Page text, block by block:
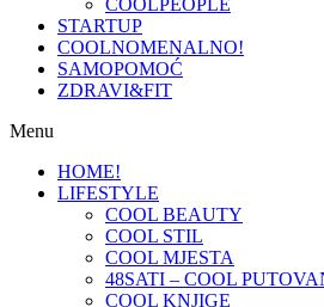
COOLPEOPLE
STARTUP
COOLNOMENALNO!
SAMOPOMOĆ
ZDRAVI&FIT
Menu
HOME!
LIFESTYLE
COOL BEAUTY
COOL STIL
COOL MJESTA
48SATI – COOL
COOL KNJIGE